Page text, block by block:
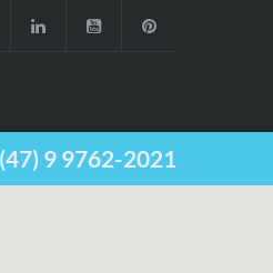
(47) 9 9762-2021